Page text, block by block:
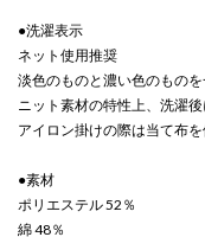
●洗濯表示
ネット使用推奨
淡色のものと濃い色のもの
ニット素材の特性上、洗濯
アイロン掛けの際は当て布を
●素材
ポリエステル 52％
綿 48％